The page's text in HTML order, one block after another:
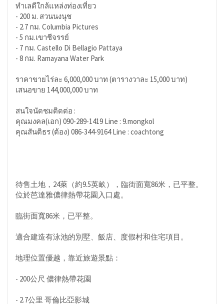
ทำเลดีใกล้แหล่งท่องเที่ยว
- 200 ม. สวนนงนุช
- 2.7 กม. Columbia Pictures
- 5 กม.เขาชีจรรย์
- 7 กม. Castello Di Bellagio Pattaya
- 8 กม. Ramayana Water Park
ราคาขายไร่ละ 6,000,000 บาท (ตารางวาละ 15,000 บาท)
เสนอขาย 144,000,000 บาท
สนใจนัดชมติดต่อ :
คุณมงคล(เอก) 090-289-1419 Line : 9.mongkol
คุณสันติธร (ต้อง) 086-344-9164 Line : coachtong
待售土地，24萊（約9.5英畝），臨街面寬86米，已平整。
位於芭達雅儂律熱帶花園入口處。
臨街面寬86米，已平整。
適合建造有泳池的別墅、飯店、度假村和住宅項目。
地理位置優越，靠近旅遊景點：
- 200公尺 儂律熱帶花園
- 2.7公里 哥倫比亞影城